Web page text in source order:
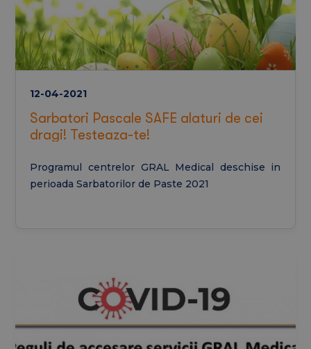
12-04-2021
Sarbatori Pascale SAFE alaturi de cei
dragi! Testeaza-te!
Programul centrelor GRAL Medical deschise in
perioada Sarbatorilor de Paste 2021